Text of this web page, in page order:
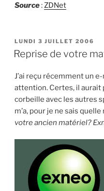
Source:ZDNet
PUBLIÉ
LE
LUNDI 3 JUILLET 2006
Reprise de votre
J’ai reçu récemment un
attention. Certes, il aurait
corbeille avec les autres
m’a, pour je ne sais
votre ancien matériel?